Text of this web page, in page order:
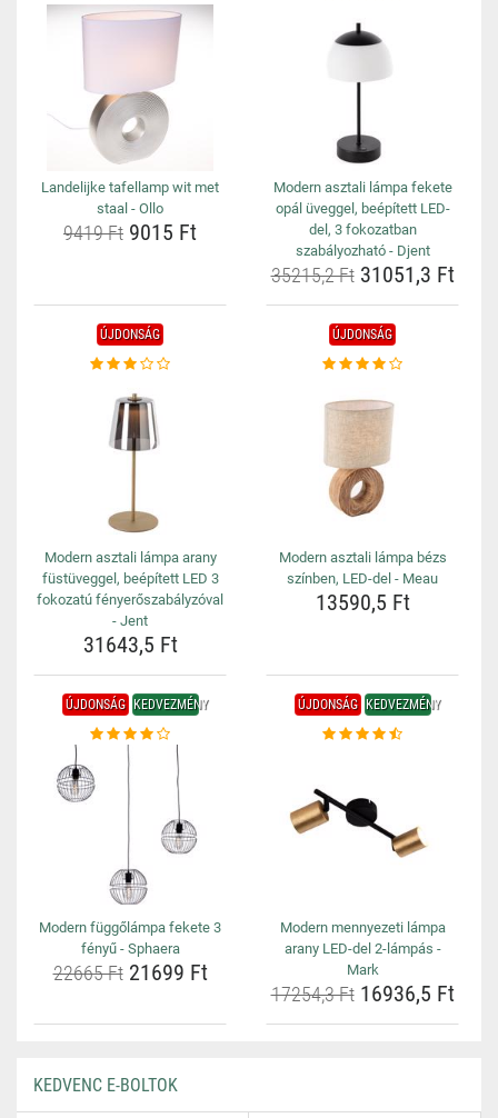
Landelijke tafellamp wit met
staal - Ollo
9419 Ft 9015 Ft
Modern asztali lámpa fekete
opál üveggel, beépített LED-
del, 3 fokozatban
szabályozható - Djent
35215,2 Ft31051,3 Ft
ÚJDONSÁG
Modern asztali lámpa arany
füstüveggel, beépített LED 3
fokozatú fényerőszabályzóval
- Jent
31643,5 Ft
ÚJDONSÁG
Modern asztali lámpa bézs
színben, LED-del - Meau
13590,5 Ft
ÚJDONSÁG KEDVEZMÉNY
Modern függőlámpa fekete 3
fényű - Sphaera
22665 Ft21699 Ft
ÚJDONSÁG KEDVEZMÉNY
Modern mennyezeti lámpa
arany LED-del 2-lámpás -
Mark
17254,3 Ft16936,5 Ft
KEDVENC E-BOLTOK